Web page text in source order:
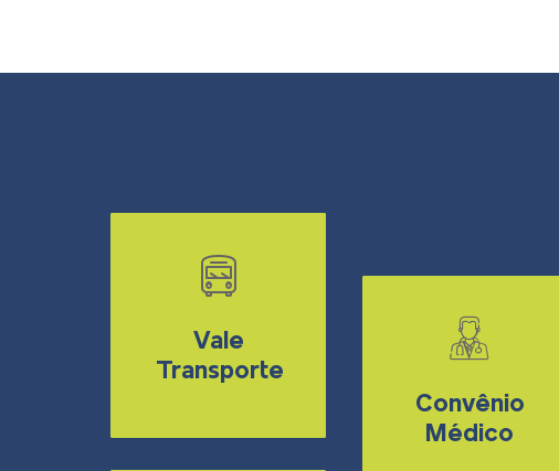
Vale
Transporte
Convênio
Médico